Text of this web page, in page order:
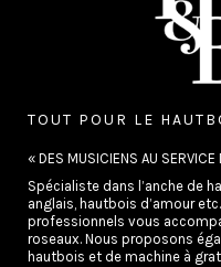
TOUT POUR LE
« DES MUSICIENS AU SERVICE
Spécialiste dans l’anche de
anglais, hautbois d’amour
professionnels vous
roseaux. Nous proposons
hautbois et de machine à